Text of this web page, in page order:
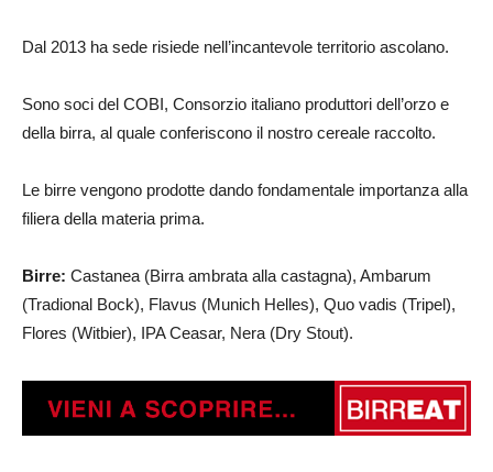
Dal 2013 ha sede risiede nell’incantevole territorio ascolano.
Sono soci del COBI, Consorzio italiano produttori dell’orzo e
della birra, al quale conferiscono il nostro cereale raccolto.
Le birre vengono prodotte dando fondamentale importanza alla
filiera della materia prima.
Birre: Castanea (Birra ambrata alla castagna), Ambarum
(Tradional Bock), Flavus (Munich Helles), Quo vadis (Tripel),
Flores (Witbier), IPA Ceasar, Nera (Dry Stout).